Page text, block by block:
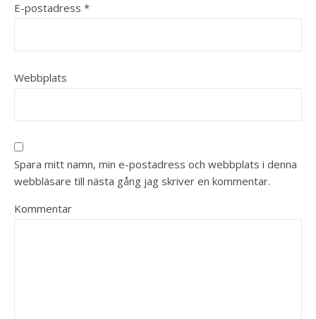
E-postadress *
Webbplats
Spara mitt namn, min e-postadress och webbplats i denna
webbläsare till nästa gång jag skriver en kommentar.
Kommentar